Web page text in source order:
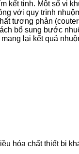
kết tinh. Một số vi
với quy trình
tương phản
bổ sung bước
lại kết quả
hóa chất thiết bị